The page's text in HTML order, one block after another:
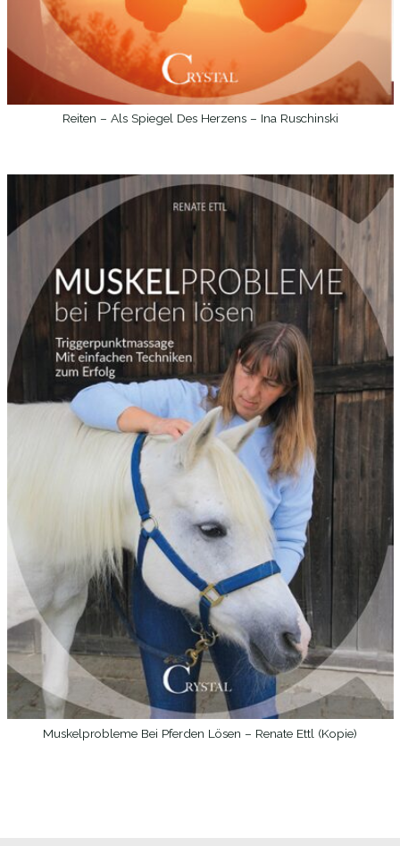
WEITERLESEN
Reiten – Als Spiegel Des Herzens – Ina Ruschinski
WEITERLESEN
Muskelprobleme Bei Pferden Lösen – Renate Ettl (Kopie)